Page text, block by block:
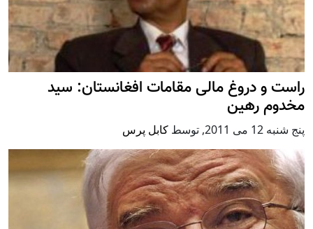
راست و دروغ مالی مقامات افغانستان: سید
مخدوم رهین
پنج شنبه 12 می 2011 , توسط کابل پرس